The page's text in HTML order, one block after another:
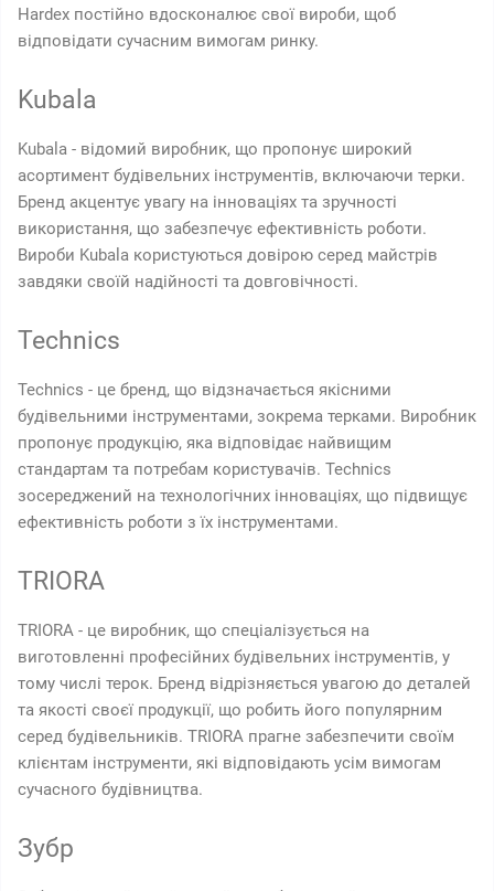
Hardex постійно вдосконалює свої вироби, щоб
відповідати сучасним вимогам ринку.
Kubala
Kubala - відомий виробник, що пропонує широкий
асортимент будівельних інструментів, включаючи терки.
Бренд акцентує увагу на інноваціях та зручності
використання, що забезпечує ефективність роботи.
Вироби Kubala користуються довірою серед майстрів
завдяки своїй надійності та довговічності.
Technics
Technics - це бренд, що відзначається якісними
будівельними інструментами, зокрема терками. Виробник
пропонує продукцію, яка відповідає найвищим
стандартам та потребам користувачів. Technics
зосереджений на технологічних інноваціях, що підвищує
ефективність роботи з їх інструментами.
TRIORA
TRIORA - це виробник, що спеціалізується на
виготовленні професійних будівельних інструментів, у
тому числі терок. Бренд відрізняється увагою до деталей
та якості своєї продукції, що робить його популярним
серед будівельників. TRIORA прагне забезпечити своїм
клієнтам інструменти, які відповідають усім вимогам
сучасного будівництва.
Зубр